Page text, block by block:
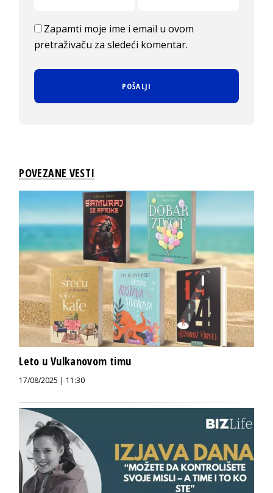
Zapamti moje ime i email u ovom
pretraživaču za sledeći komentar.
POVEZANE VESTI
Leto u Vulkanovom timu
17/08/2025 | 11:30